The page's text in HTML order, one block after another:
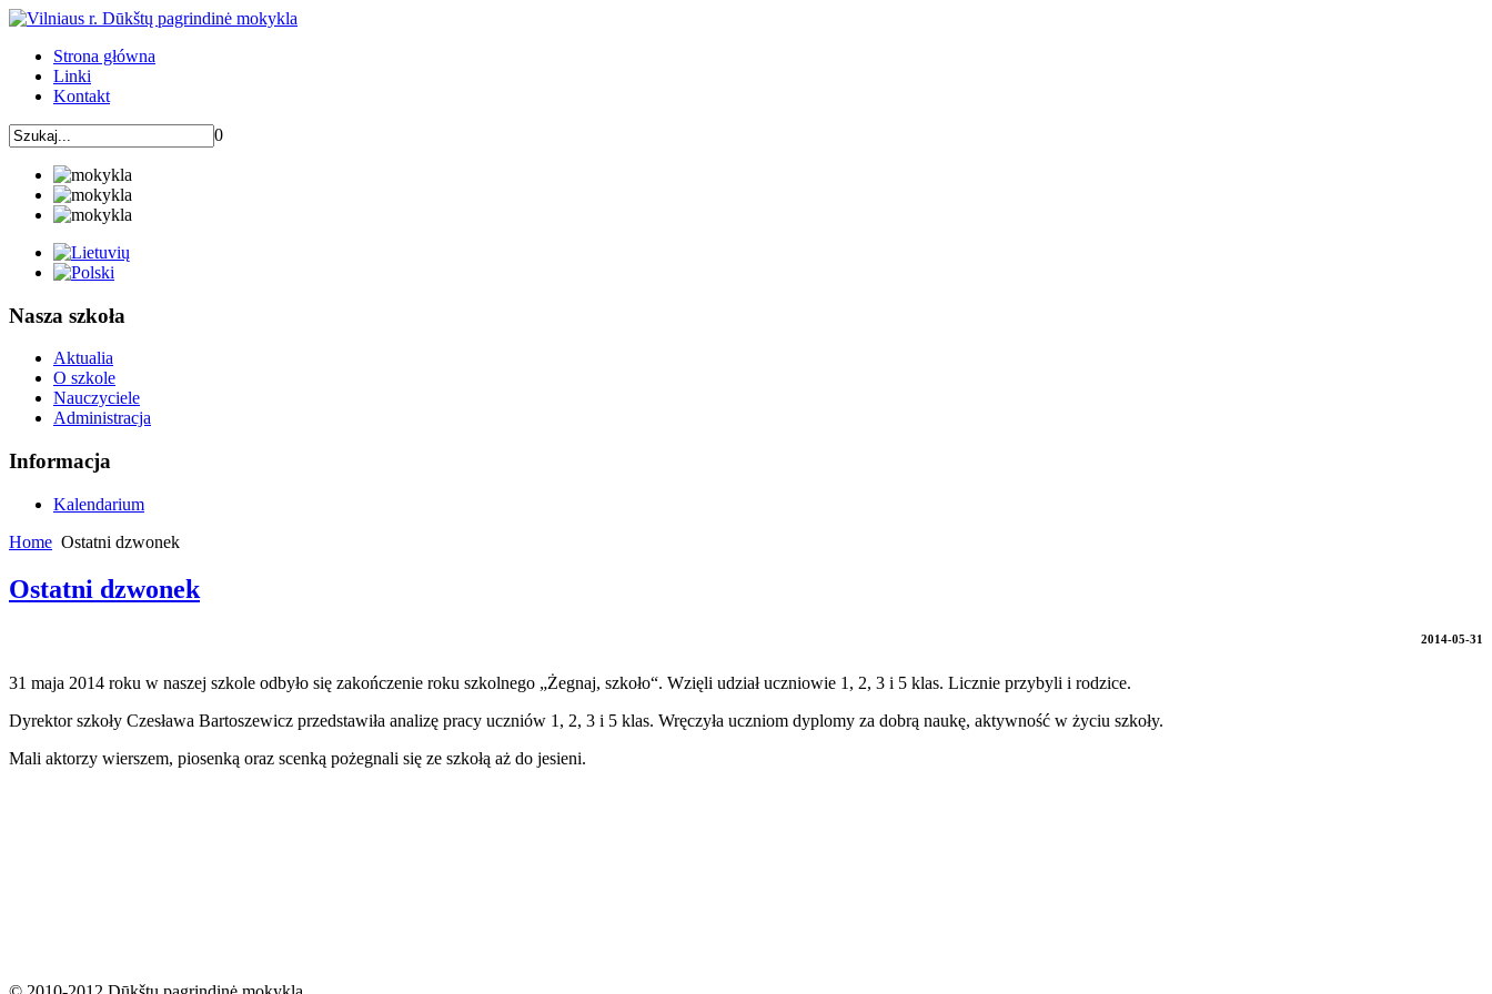
Strona główna
Linki
Kontakt
0
Nasza szkoła
Aktualia
O szkole
Nauczyciele
Administracja
Informacja
Kalendarium
Home Ostatni dzwonek
Ostatni dzwonek
2014-05-31
31 maja 2014 roku w naszej szkole odbyło się zakończenie roku szkolnego „Żegnaj, szkoło“. Wzięli udział uczniowie 1, 2, 3 i 5 klas. Licznie przybyli i rodzice.
Dyrektor szkoły Czesława Bartoszewicz przedstawiła analizę pracy uczniów 1, 2, 3 i 5 klas. Wręczyła uczniom dyplomy za dobrą naukę, aktywność w życiu szkoły.
Mali aktorzy wierszem, piosenką oraz scenką pożegnali się ze szkołą aż do jesieni.